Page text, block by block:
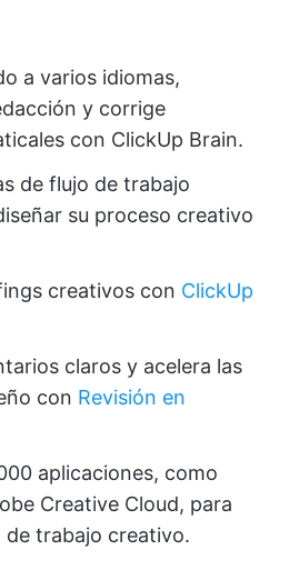
a varios idiomas,
y corrige
con ClickUp Brain.
de flujo de trabajo
su proceso creativo
creativos con ClickUp
claros y acelera las
con Revisión en
aplicaciones, como
Creative Cloud, para
trabajo creativo.